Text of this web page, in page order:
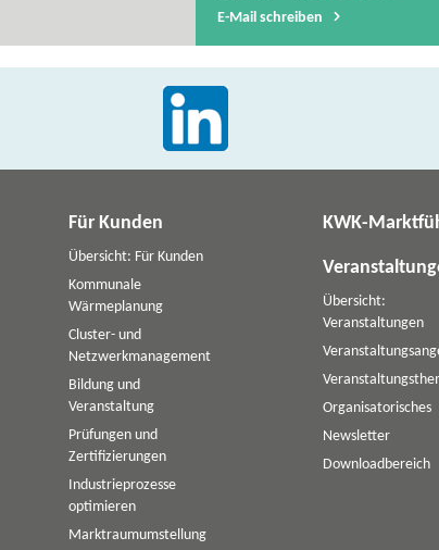
E-​Mail schreiben
Für Kunden
Übersicht: Für Kunden
Kommunale
Wärmeplanung
Cluster- und
Netzwerkmanagement
Bildung und
Veranstaltung
Prüfungen und
Zertifizierungen
Industrieprozesse
optimieren
Marktraumumstellung
KWK-
Übersicht:
Veranstaltungen
Organisatorisches
Newsletter
Downloadbereich